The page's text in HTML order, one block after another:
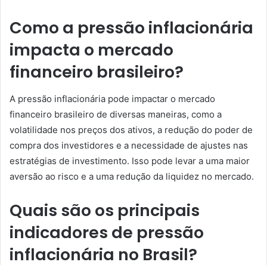
Como a pressão inflacionária
impacta o mercado
financeiro brasileiro?
A pressão inflacionária pode impactar o mercado
financeiro brasileiro de diversas maneiras, como a
volatilidade nos preços dos ativos, a redução do poder de
compra dos investidores e a necessidade de ajustes nas
estratégias de investimento. Isso pode levar a uma maior
aversão ao risco e a uma redução da liquidez no mercado.
Quais são os principais
indicadores de pressão
inflacionária no Brasil?